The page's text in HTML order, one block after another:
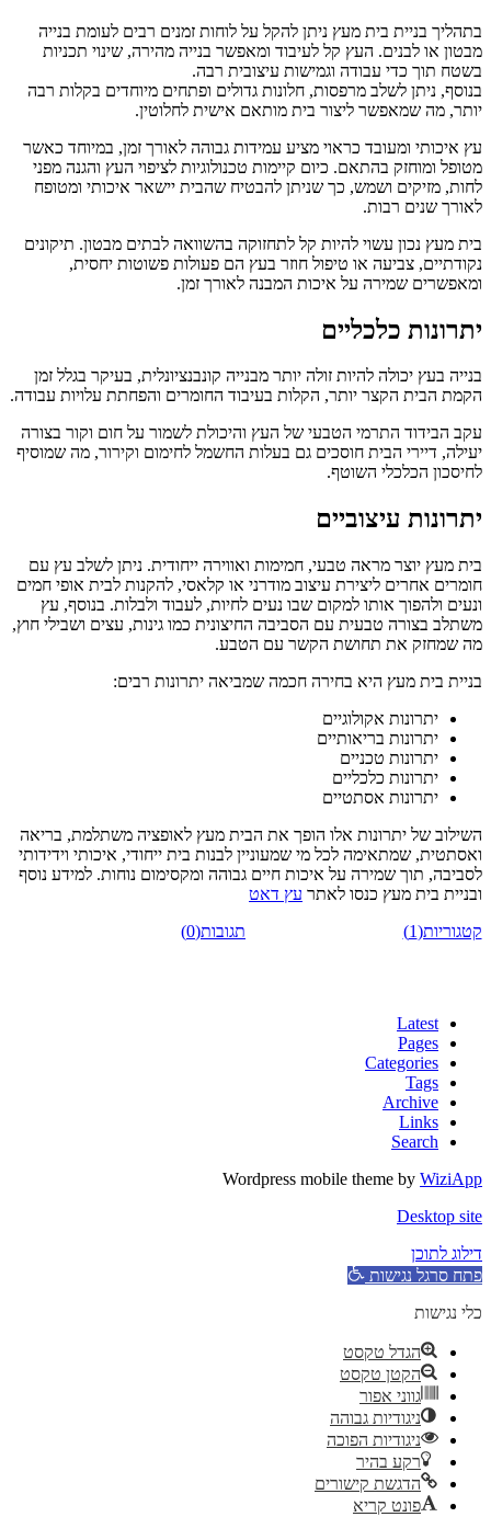
בתהליך בניית בית מעץ ניתן להקל על לוחות זמנים רבים לעומת בנייה
מבטון או לבנים. העץ קל לעיבוד ומאפשר בנייה מהירה, שינוי תכניות
בשטח תוך כדי עבודה וגמישות עיצובית רבה.
בנוסף, ניתן לשלב מרפסות, חלונות גדולים ופתחים מיוחדים בקלות רבה
יותר, מה שמאפשר ליצור בית מותאם אישית לחלוטין.
עץ איכותי ומעובד כראוי מציע עמידות גבוהה לאורך זמן, במיוחד כאשר
מטופל ומוחזק בהתאם. כיום קיימות טכנולוגיות לציפוי העץ והגנה מפני
לחות, מזיקים ושמש, כך שניתן להבטיח שהבית יישאר איכותי ומטופח
לאורך שנים רבות.
בית מעץ נכון עשוי להיות קל לתחזוקה בהשוואה לבתים מבטון. תיקונים
נקודתיים, צביעה או טיפול חוזר בעץ הם פעולות פשוטות יחסית,
ומאפשרים שמירה על איכות המבנה לאורך זמן.
יתרונות כלכליים
בנייה בעץ יכולה להיות זולה יותר מבנייה קונבנציונלית, בעיקר בגלל זמן
הקמת הבית הקצר יותר, הקלות בעיבוד החומרים והפחתת עלויות עבודה.
עקב הבידוד התרמי הטבעי של העץ והיכולת לשמור על חום וקור בצורה
יעילה, דיירי הבית חוסכים גם בעלות החשמל לחימום וקירור, מה שמוסיף
לחיסכון הכלכלי השוטף.
יתרונות עיצוביים
בית מעץ יוצר מראה טבעי, חמימות ואווירה ייחודית. ניתן לשלב עץ עם
חומרים אחרים ליצירת עיצוב מודרני או קלאסי, להקנות לבית אופי חמים
ונעים ולהפוך אותו למקום שבו נעים לחיות, לעבוד ולבלות. בנוסף, עץ
משתלב בצורה טבעית עם הסביבה החיצונית כמו גינות, עצים ושבילי חוץ,
מה שמחזק את תחושת הקשר עם הטבע.
בניית בית מעץ היא בחירה חכמה שמביאה יתרונות רבים:
יתרונות אקולוגיים
יתרונות בריאותיים
יתרונות טכניים
יתרונות כלכליים
יתרונות אסתטיים
השילוב של יתרונות אלו הופך את הבית מעץ לאופציה משתלמת, בריאה
ואסתטית, שמתאימה לכל מי שמעוניין לבנות בית ייחודי, איכותי וידידותי
לסביבה, תוך שמירה על איכות חיים גבוהה ומקסימום נוחות. למידע נוסף
ובניית בית מעץ כנסו לאתר עץ דאט
תגובות(0)
קטגוריות(1)
Latest
Pages
Categories
Tags
Archive
Links
Search
Wordpress mobile theme by WiziApp
Desktop site
דילוג לתוכן
פתח סרגל נגישות
כלי נגישות
הגדל טקסט
הקטן טקסט
גווני אפור
ניגודיות גבוהה
ניגודיות הפוכה
רקע בהיר
הדגשת קישורים
פונט קריא